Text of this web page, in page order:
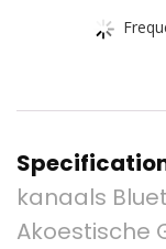
kanaals
Akoestische